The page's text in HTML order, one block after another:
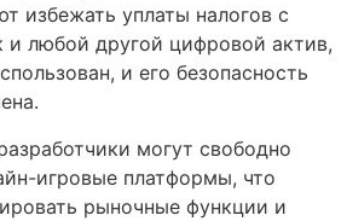
избежать уплаты налогов с
любой другой цифровой актив,
и его безопасность
могут свободно
игровые платформы, что
рыночные функции и